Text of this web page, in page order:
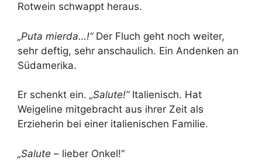
Rotwein schwappt heraus.
„Puta mierda…!“Der Fluch geht noch weiter,
sehr deftig, sehr anschaulich. Ein Andenken an
Südamerika.
Er schenkt ein. „Salute!“Italienisch. Hat
Weigeline mitgebracht aus ihrer Zeit als
Erzieherin bei einer italienischen Familie.
„Salute – lieber Onkel!“